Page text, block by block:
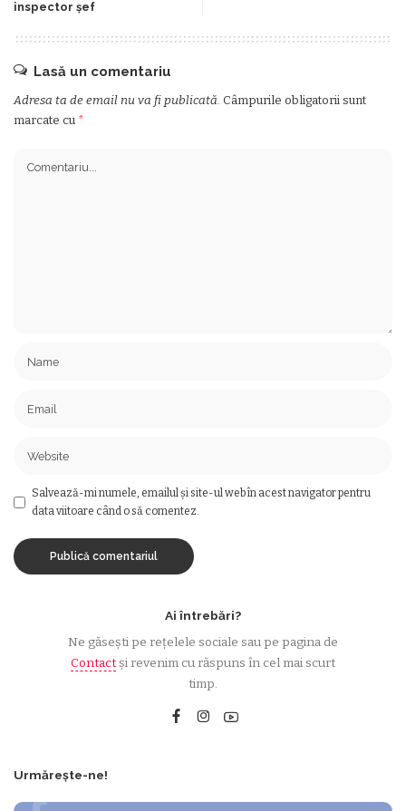
inspector șef
Lasă un comentariu
Adresa ta de email nu va fi publicată. Câmpurile obligatorii sunt
marcate cu *
Salvează-mi numele, emailul și site-ul web în acest navigator pentru
data viitoare când o să comentez.
Ai întrebări?
Ne găsești pe rețelele sociale sau pe pagina de
Contactși revenim cu răspuns în cel mai scurt
timp.
Urmărește-ne!